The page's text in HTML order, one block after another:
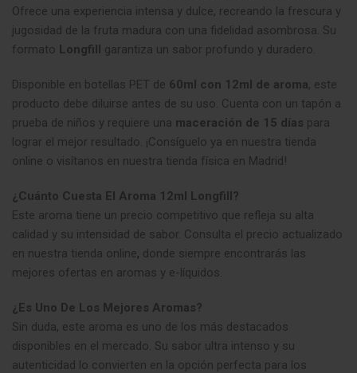
Ofrece una experiencia intensa y dulce, recreando la frescura y
jugosidad de la fruta madura con una fidelidad asombrosa. Su
formato Longfill garantiza un sabor profundo y duradero.
Disponible en botellas PET de 60ml con 12ml de aroma, este
producto debe diluirse antes de su uso. Cuenta con un tapón a
prueba de niños y requiere una maceración de 15 días para
lograr el mejor resultado. ¡Consíguelo ya en nuestra tienda
online o visítanos en nuestra tienda física en Madrid!
¿Cuánto Cuesta El Aroma 12ml Longfill?
Este aroma tiene un precio competitivo que refleja su alta
calidad y su intensidad de sabor. Consulta el precio actualizado
en nuestra tienda online, donde siempre encontrarás las
mejores ofertas en aromas y e-líquidos.
¿Es Uno De Los Mejores Aromas?
Sin duda, este aroma es uno de los más destacados
disponibles en el mercado. Su sabor ultra intenso y su
autenticidad lo convierten en la opción perfecta para los